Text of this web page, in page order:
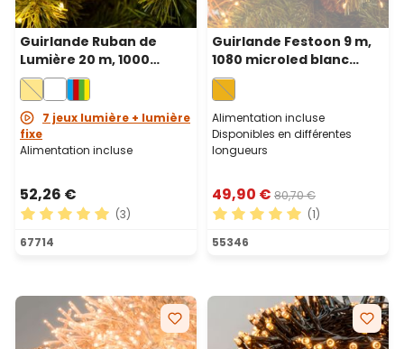
Guirlande Ruban de
Lumière 20 m, 1000
microled blanc chaud,
câble métal vert,
intérieur
7 jeux lumière + lumière
fixe
Alimentation incluse
52,26 €
Note moyenne de 5 sur 5 étoiles
(3)
67714
Guirlande Festoon 9 m,
1080 microled blanc
chaud traditionnel,
câble métal cuivré
Alimentation incluse
Disponibles en différentes
longueurs
49,90 € 80,70 €
Note moyenne de 5 sur 5
(1)
55346